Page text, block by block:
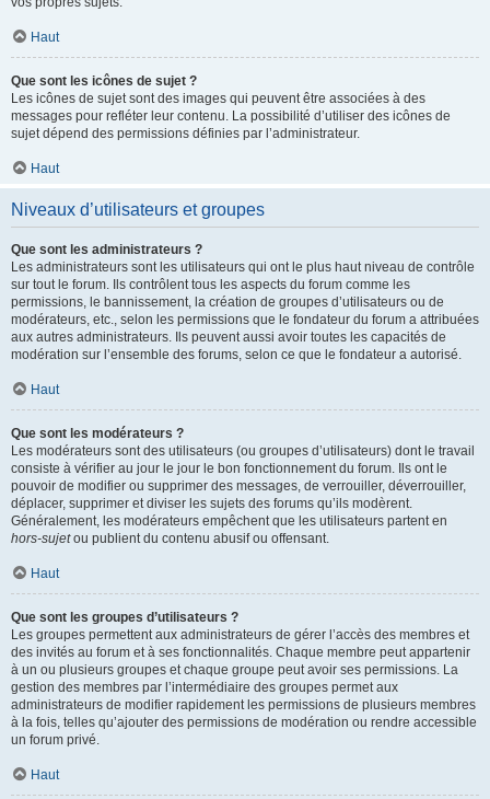
Haut
Que sont les icônes de sujet ?
Les icônes de sujet sont des images qui peuvent être associées à des
messages pour refléter leur contenu. La possibilité d’utiliser des icônes de
sujet dépend des permissions définies par l’administrateur.
Haut
Niveaux d’utilisateurs et groupes
Que sont les administrateurs ?
Les administrateurs sont les utilisateurs qui ont le plus haut niveau de contrôle
sur tout le forum. Ils contrôlent tous les aspects du forum comme les
permissions, le bannissement, la création de groupes d’utilisateurs ou de
modérateurs, etc., selon les permissions que le fondateur du forum a attribuées
aux autres administrateurs. Ils peuvent aussi avoir toutes les capacités de
modération sur l’ensemble des forums, selon ce que le fondateur a autorisé.
Haut
Que sont les modérateurs ?
Les modérateurs sont des utilisateurs (ou groupes d’utilisateurs) dont le travail
consiste à vérifier au jour le jour le bon fonctionnement du forum. Ils ont le
pouvoir de modifier ou supprimer des messages, de verrouiller, déverrouiller,
déplacer, supprimer et diviser les sujets des forums qu’ils modèrent.
Généralement, les modérateurs empêchent que les utilisateurs partent en
hors-sujetou publient du contenu abusif ou offensant.
Haut
Que sont les groupes d’utilisateurs ?
Les groupes permettent aux administrateurs de gérer l’accès des membres et
des invités au forum et à ses fonctionnalités. Chaque membre peut appartenir
à un ou plusieurs groupes et chaque groupe peut avoir ses permissions. La
gestion des membres par l’intermédiaire des groupes permet aux
administrateurs de modifier rapidement les permissions de plusieurs membres
à la fois, telles qu’ajouter des permissions de modération ou rendre accessible
un forum privé.
Haut